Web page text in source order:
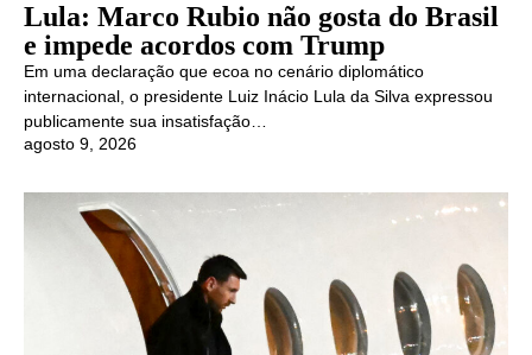
Lula: Marco Rubio não gosta do Brasil
e impede acordos com Trump
Em uma declaração que ecoa no cenário diplomático
internacional, o presidente Luiz Inácio Lula da Silva expressou
publicamente sua insatisfação…
agosto 9, 2026